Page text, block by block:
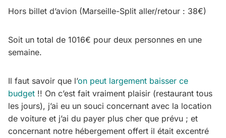
Hors billet d’avion (Marseille-Split aller/retour : 38€)
Soit un total de 1016€ pour deux personnes en une
semaine.
Il faut savoir que l’on peut largement baisser ce
budget !! On c’est fait vraiment plaisir (restaurant tous
les jours), j’ai eu un souci concernant avec la location
de voiture et j’ai du payer plus cher que prévu ; et
concernant notre hébergement offert il était excentré